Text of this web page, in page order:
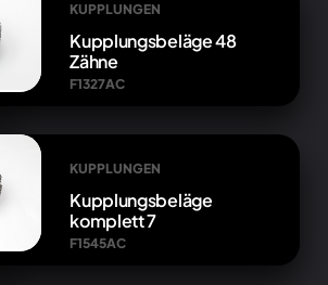
KUPPLUNGEN
Kupplungsbeläge 48
Zähne
F1327AC
KUPPLUNGEN
Kupplungsbeläge
komplett 7
F1545AC